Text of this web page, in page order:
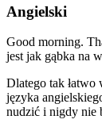
Angielski
Good morning.
jest jak gąbka na
Dlatego tak łatwo
języka
nudzić i nigdy nie